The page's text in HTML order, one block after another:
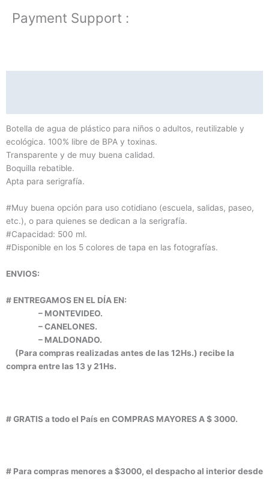
Payment Support :
Botella de agua de plástico para niños o adultos, reutilizable y
ecológica. 100% libre de BPA y toxinas.
Transparente y de muy buena calidad.
Boquilla rebatible.
Apta para serigrafía.
#Muy buena opción para uso cotidiano (escuela, salidas, paseo,
etc.), o para quienes se dedican a la serigrafía.
#Capacidad: 500 ml.
#Disponible en los 5 colores de tapa en las fotografías.
ENVIOS:
# ENTREGAMOS EN EL DÍA EN:
– MONTEVIDEO.
– CANELONES.
– MALDONADO.
(Para compras realizadas antes de las 12Hs.) recibe la
compra entre las 13 y 21Hs.
# GRATIS a todo el País en COMPRAS MAYORES A $ 3000.
# Para compras menores a $3000, el despacho al interior desde